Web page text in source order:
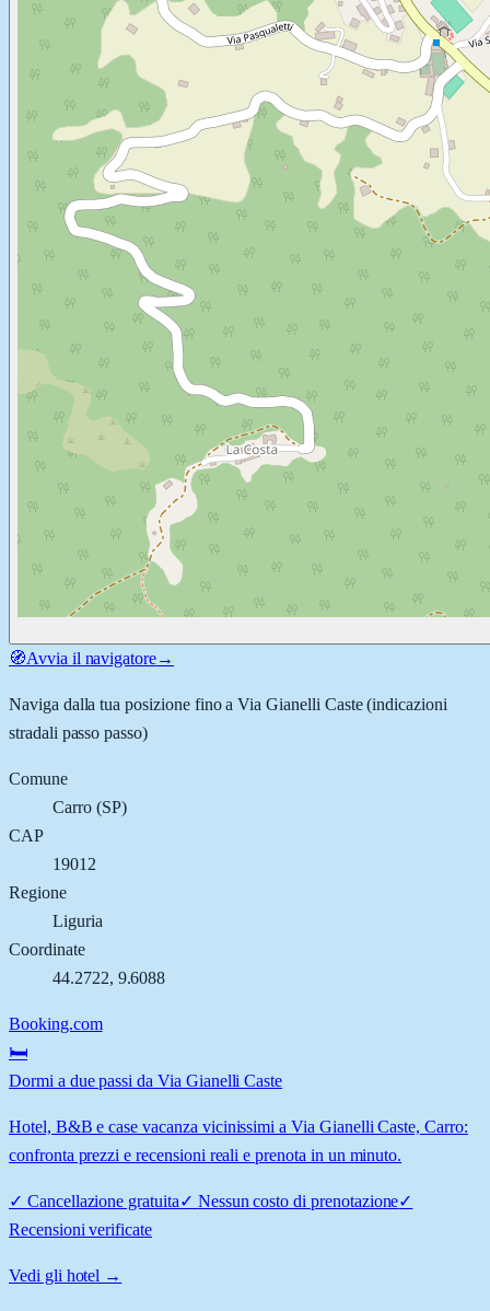
🧭Avvia il navigatore→
Naviga dalla tua posizione fino aVia Gianelli Caste(indicazioni
stradali passo passo)
Comune
Carro(SP)
CAP
19012
Regione
Liguria
Coordinate
44.2722, 9.6088
Booking.com
🛏️
Dormi a due passi da Via Gianelli Caste
Hotel, B&B e case vacanza vicinissimi a Via Gianelli Caste, Carro:
confronta prezzi e recensioni reali e prenota in un minuto.
✓ Cancellazione gratuita✓ Nessun costo di prenotazione✓
Recensioni verificate
Vedi gli hotel →